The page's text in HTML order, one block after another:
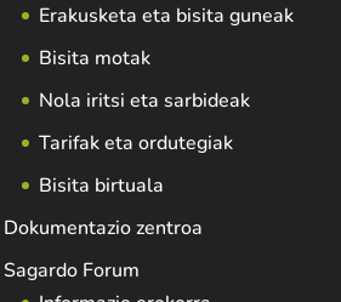
Erakusketa eta bisita guneak
Bisita motak
Nola iritsi eta sarbideak
Tarifak eta ordutegiak
Bisita birtuala
Dokumentazio zentroa
Sagardo Forum